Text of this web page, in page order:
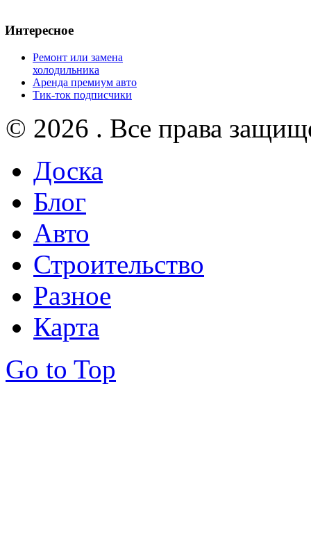
Интересное
Ремонт или замена
холодильника
Аренда премиум авто
Тик-ток подписчики
© 2026 . Все права
Доска
Блог
Авто
Строительство
Разное
Карта
Go to Top